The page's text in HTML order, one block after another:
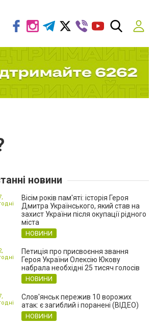
новини
Вісім років пам'яті: історія Героя
Дмитра Українського, який став на
захист України після окупації рідного
міста
НОВИНИ
Петиція про присвоєння звання
Героя України Олексію Юкову
набрала необхідні 25 тисяч голосів
НОВИНИ
Слов'янськ пережив 10 ворожих
атак: є загиблий і поранені (ВІДЕО)
НОВИНИ